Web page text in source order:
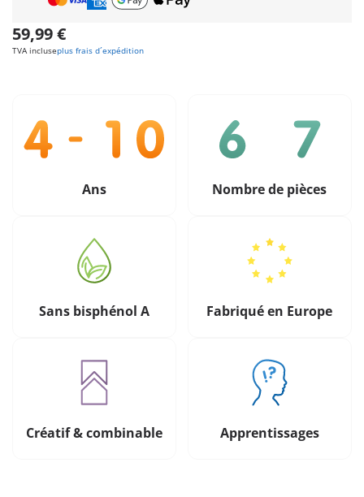
59,99 €
TVA incluseplus frais d´expédition
Ans Nombre de pièces
Sans bisphénol A Fabriqué en Europe
Créatif & combinable Apprentissages